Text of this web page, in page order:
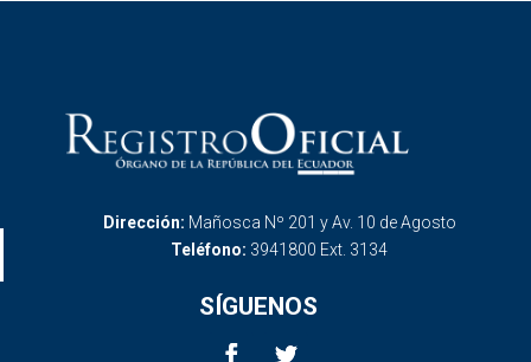
Dirección: Mañosca Nº 201 y Av. 10 de Agosto
Teléfono: 3941800 Ext. 3134
SÍGUENOS